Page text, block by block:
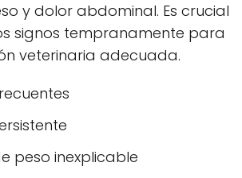
y dolor abdominal. Es crucial
signos tempranamente para
veterinaria adecuada.
peso inexplicable